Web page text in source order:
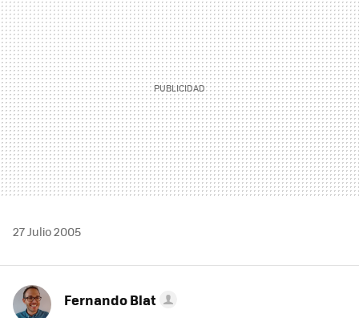
27 Julio 2005
Fernando Blat